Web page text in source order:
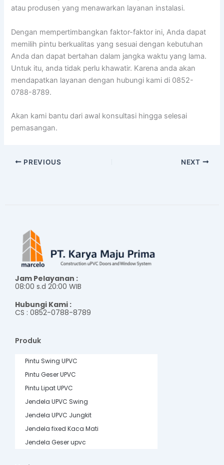
atau produsen yang menawarkan layanan instalasi.
Dengan mempertimbangkan faktor-faktor ini, Anda dapat
memilih pintu berkualitas yang sesuai dengan kebutuhan
Anda dan dapat bertahan dalam jangka waktu yang lama.
Untuk itu, anda tidak perlu khawatir. Karena anda akan
mendapatkan layanan dengan hubungi kami di 0852-
0788-8789.
Akan kami bantu dari awal konsultasi hingga selesai
pemasangan.
PREVIOUS NEXT
Jam Pelayanan :
08:00 s.d 20:00 WIB
Hubungi Kami :
CS : 0852-0788-8789
Produk
Pintu Swing UPVC
Pintu Geser UPVC
Pintu Lipat UPVC
Jendela UPVC Swing
Jendela UPVC Jungkit
Jendela fixed Kaca Mati
Jendela Geser upvc